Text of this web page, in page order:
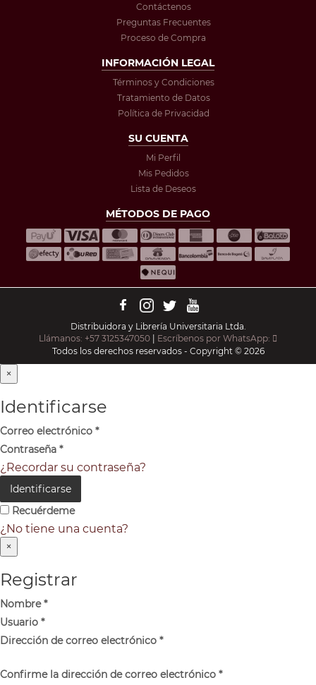
Contáctenos
Preguntas Frecuentes
Proceso de Compra
INFORMACIÓN LEGAL
Términos y Condiciones
Tratamiento de Datos
Política de Privacidad
SU CUENTA
Mi Perfil
Mis Pedidos
Lista de Deseos
MÉTODOS DE PAGO
Distribuidora y Librería Universitaria Ltda.
Llámanos: +57 3125347050 | Escríbenos por WhatsApp:
Todos los derechos reservados - Copyright © 2026
×
Identificarse
Correo electrónico *
Contraseña *
¿Recordar su contraseña?
Identificarse
Recuérdeme
¿No tiene una cuenta?
×
Registrar
Nombre*
Usuario *
Dirección de correo electrónico *
Confirme la dirección de correo electrónico *